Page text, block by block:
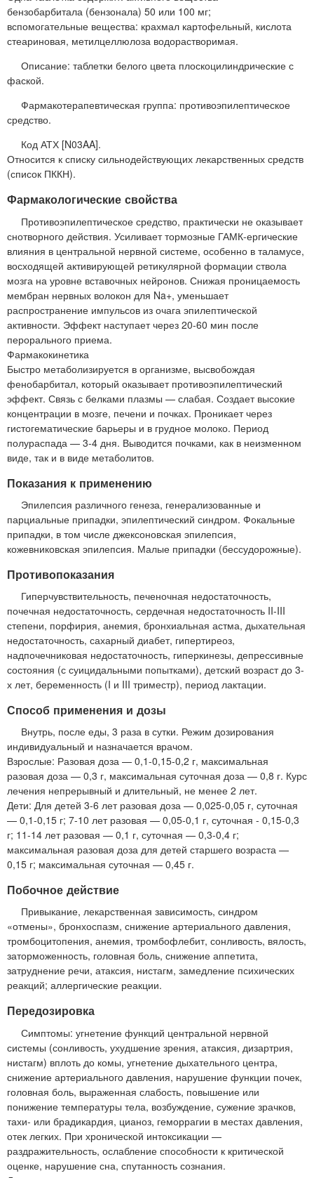
бензобарбитала (бензонала) 50 или 100 мг;
вспомогательные вещества: крахмал картофельный, кислота
стеариновая, метилцеллюлоза водорастворимая.
Описание: таблетки белого цвета плоскоцилиндрические с
фаской.
Фармакотерапевтическая группа: противоэпилептическое
средство.
Код АТХ [N03AA].
Относится к списку сильнодействующих лекарственных средств
(список ПККН).
Фармакологические свойства
Противоэпилептическое средство, практически не оказывает
снотворного действия. Усиливает тормозные ГАМК-ергические
влияния в центральной нервной системе, особенно в таламусе,
восходящей активирующей ретикулярной формации ствола
мозга на уровне вставочных нейронов. Снижая проницаемость
мембран нервных волокон для Na+, уменьшает
распространение импульсов из очага эпилептической
активности. Эффект наступает через 20-60 мин после
перорального приема.
Фармакокинетика
Быстро метаболизируется в организме, высвобождая
фенобарбитал, который оказывает противоэпилептический
эффект. Связь с белками плазмы — слабая. Создает высокие
концентрации в мозге, печени и почках. Проникает через
гистогематические барьеры и в грудное молоко. Период
полураспада — 3-4 дня. Выводится почками, как в неизменном
виде, так и в виде метаболитов.
Показания к применению
Эпилепсия различного генеза, генерализованные и
парциальные припадки, эпилептический синдром. Фокальные
припадки, в том числе джексоновская эпилепсия,
кожевниковская эпилепсия. Малые припадки (бессудорожные).
Противопоказания
Гиперчувствительность, печеночная недостаточность,
почечная недостаточность, сердечная недостаточность II-III
степени, порфирия, анемия, бронхиальная астма, дыхательная
недостаточность, сахарный диабет, гипертиреоз,
надпочечниковая недостаточность, гиперкинезы, депрессивные
состояния (с суицидальными попытками), детский возраст до 3-
х лет, беременность (I и III триместр), период лактации.
Способ применения и дозы
Внутрь, после еды, 3 раза в сутки. Режим дозирования
индивидуальный и назначается врачом.
Взрослые: Разовая доза — 0,1-0,15-0,2 г, максимальная
разовая доза — 0,3 г, максимальная суточная доза — 0,8 г. Курс
лечения непрерывный и длительный, не менее 2 лет.
Дети: Для детей 3-6 лет разовая доза — 0,025-0,05 г, суточная
— 0,1-0,15 г; 7-10 лет разовая — 0,05-0,1 г, суточная - 0,15-0,3
г; 11-14 лет разовая — 0,1 г, суточная — 0,3-0,4 г;
максимальная разовая доза для детей старшего возраста —
0,15 г; максимальная суточная — 0,45 г.
Побочное действие
Привыкание, лекарственная зависимость, синдром
«отмены», бронхоспазм, снижение артериального давления,
тромбоцитопения, анемия, тромбофлебит, сонливость, вялость,
заторможенность, головная боль, снижение аппетита,
затруднение речи, атаксия, нистагм, замедление психических
реакций; аллергические реакции.
Передозировка
Симптомы: угнетение функций центральной нервной
системы (сонливость, ухудшение зрения, атаксия, дизартрия,
нистагм) вплоть до комы, угнетение дыхательного центра,
снижение артериального давления, нарушение функции почек,
головная боль, выраженная слабость, повышение или
понижение температуры тела, возбуждение, сужение зрачков,
тахи- или брадикардия, цианоз, геморрагии в местах давления,
отек легких. При хронической интоксикации —
раздражительность, ослабление способности к критической
оценке, нарушение сна, спутанность сознания.